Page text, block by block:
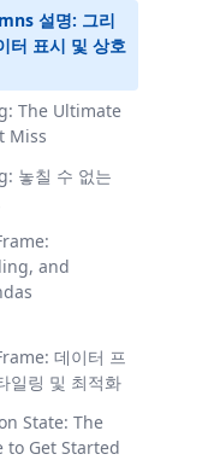
가 혁신적인 콘
하는 AI 작성 도
Accuracy in
이드 - 시각 작
도 달성하기
어 처리의 혁
AutoGPT 설
성하는 방법
레이블이
결: 자세한 가
has
'matplotlib is
Issue
to
Library
의 플로
한 포괄적인
Features that
to
Tutorials
Create
인덱스로 정
Invalid
- Working
in Python for
Conda
Practices &
Scripts for
Python on
and
Python on
설명: 그리
터 표시 및 상호
The Ultimate
Miss
놓칠 수 없는
and
데이터 프
일링 및 최적화
State: The
to Get Started